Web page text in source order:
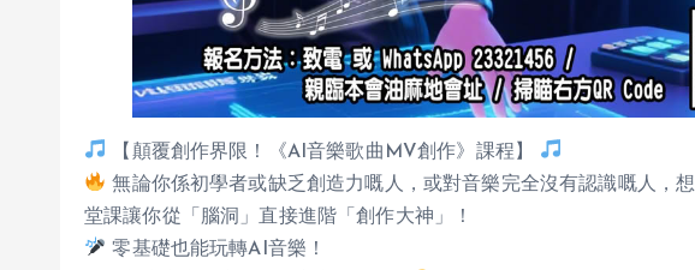
【顛覆創作界限！《AI音樂歌曲MV創作》課程】
無論你係初學者或缺乏創造力嘅人，或對音樂完全沒有認識嘅人，
堂課讓你從「腦洞」直接進階「創作大神」！
零基礎也能玩轉AI音樂！